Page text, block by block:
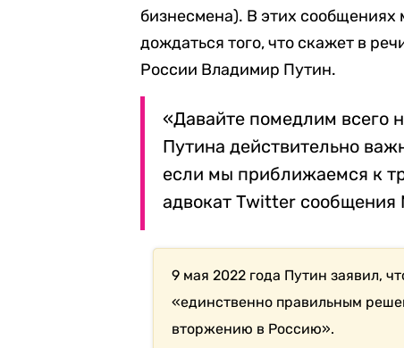
бизнесмена). В этих сообщениях
дождаться того, что скажет в
России Владимир Путин.
«Давайте помедлим всего
Путина действительно
если мы приближаемся к
адвокат Twitter
9 мая 2022 года Путин заявил,
«единственно правильным
вторжению в Россию».